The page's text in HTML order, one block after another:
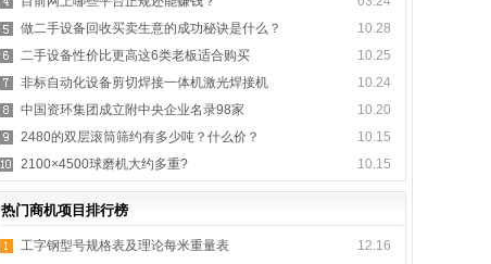
10.28
做二手设备回收买卖生意的成功秘诀是什么？
10.25
二手设备性价比更高这6类老板适合购买
10.24
非标自动化设备剪切焊接一体机激光焊接机
10.20
中国资环集团成立附中央企业名录98家
10.15
2480的双层滚筒筛约有多少吨？什么价？
10.15
2100×4500球磨机大约多重?
热门商机项目排行榜
12.16
工字钢型号规格表及理论每米重量表